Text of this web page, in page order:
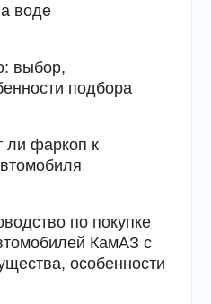
воде
выбор,
подбора
ли фаркоп к
по покупке
КамАЗ с
особенности